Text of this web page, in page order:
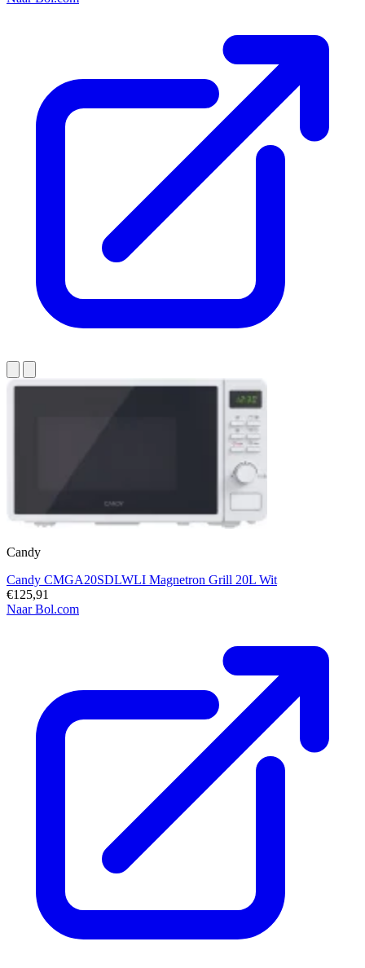
Candy
Candy CMGA20SDLWLI Magnetron Grill 20L Wit
€125,91
Naar Bol.com